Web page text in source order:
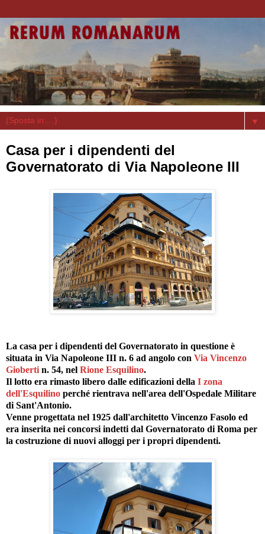
▼
Casa per i dipendenti del
Governatorato di Via Napoleone III
La casa per i dipendenti del Governatorato in questione è
situata in Via Napoleone III n. 6 ad angolo con Via Vincenzo
Gioberti n. 54, nel Rione Esquilino.
Il lotto era rimasto libero dalle edificazioni della I zona
dell'Esquilino perché rientrava nell'area dell'Ospedale Militare
di Sant'Antonio.
Venne progettata nel 1925 dall'architetto Vincenzo Fasolo ed
era inserita nei concorsi indetti dal Governatorato di Roma per
la costruzione di nuovi alloggi per i propri dipendenti.